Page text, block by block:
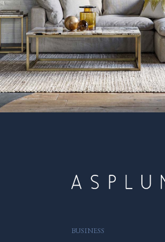
BUSINESS